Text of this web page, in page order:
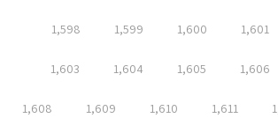
1,598 1,599 1,600 1,601
1,603 1,604 1,605 1,606
1,608 1,609 1,610 1,611